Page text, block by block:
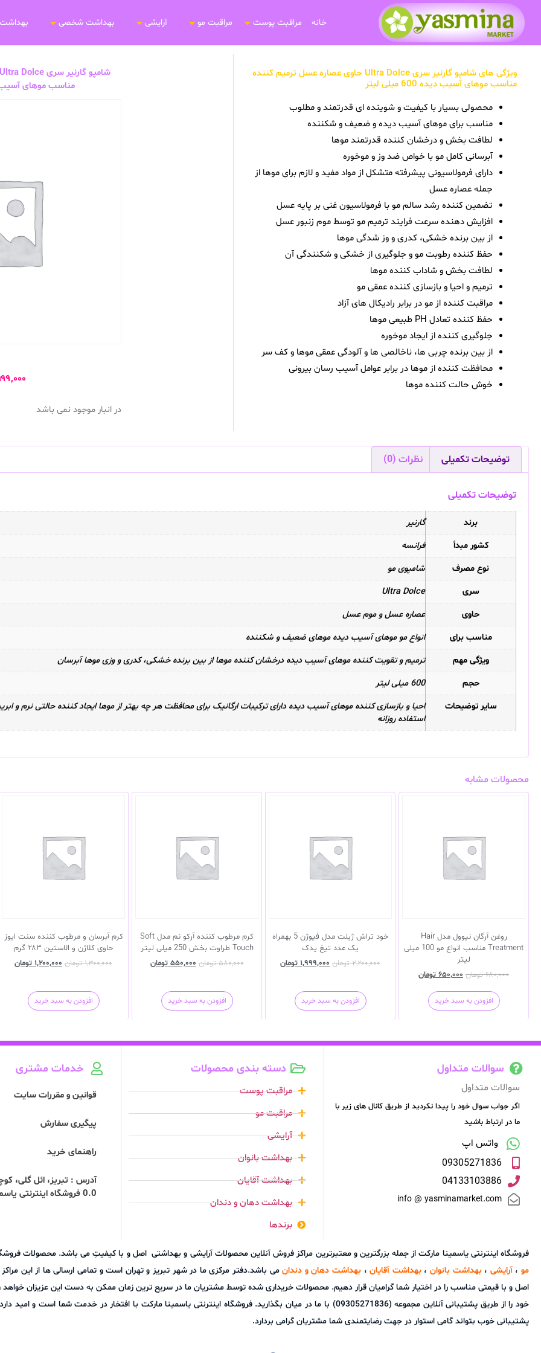
خانه مراقبت پوست مراقبت مو آرایشی بهداشت شخصی
ویژگی های شامپو گارنیر سری Ultra Dolce حاوی عصاره عسل ترمیم کننده
مناسب موهای آسیب دیده 600 میلی لیتر
محصولی بسیار با کیفیت و شوینده ای قدرتمند و مطلوب
مناسب برای موهای آسیب دیده و ضعیف و شکننده
لطافت بخش و درخشان کننده قدرتمند موها
آبرسانی کامل مو با خواص ضد وز و موخوره
دارای فرمولاسیونی پیشرفته متشکل از مواد مفید و لازم برای موها از
جمله عصاره عسل
تضمین کننده رشد سالم مو با فرمولاسیون غنی بر پایه عسل
افزایش دهنده سرعت فرایند ترمیم مو توسط موم زنبور عسل
از بین برنده خشکی، کدری و وز شدگی موها
حفظ کننده رطوبت مو و جلوگیری از خشکی و شکنندگی آن
لطافت بخش و شاداب کننده موها
ترمیم و احیا و بازسازی کننده عمقی مو
مراقبت کننده از مو در برابر رادیکال های آزاد
حفظ کننده تعادل PH طبیعی موها
جلوگیری کننده از ایجاد موخوره
از بین برنده چربی ها، ناخالصی ها و آلودگی عمقی موها و کف سر
محافظت کننده از موها در برابر عوامل آسیب رسان بیرونی
خوش حالت کننده موها
مناسب موهای آسیب دیده 600
در انبار موجود نمی باشد
توضیحات تکمیلی نظرات (0)
توضیحات تکمیلی
برند
گارنیر
کشور مبدأ
فرانسه
نوع مصرف
شامپوی مو
سری
Ultra Dolce
حاوی
عصاره عسل و موم عسل
مناسب برای
انواع مو موهای آسیب دیده موهای ضعیف و شکننده
ویژگی مهم
ترمیم و تقویت کننده موهای آسیب دیده درخشان کننده موها از بین برنده خشکی، کدری و وزی موها آبرسان
حجم
600 میلی لیتر
سایر توضیحات
احیا و بازسازی کننده موهای آسیب دیده دارای ترکیبات ارگانیک برای محافظت هر چه بهتر از موها ایجاد کننده حالتی نرم و
استفاده روزانه
محصولات مشابه
روغن آرگان نیوول مدل Hair
Treatment مناسب انواع مو 100 میلی
لیتر
۶۸۰,۰۰۰ تومان ۶۵۰,۰۰۰ تومان
افزودن به سبد خرید
خود تراش ژیلت مدل فیوژن 5 بهمراه
یک عدد تیغ یدک
۲,۲۰۰,۰۰۰ تومان ۱,۹۹۹,۰۰۰ تومان
افزودن به سبد خرید
کرم مرطوب کننده آرکو نم مدل Soft
Touch طراوت بخش 250 میلی لیتر
۵۸۰,۰۰۰ تومان ۵۵۰,۰۰۰ تومان
افزودن به سبد خرید
کرم آبرسان و مرطوب کننده سنت ایوز
حاوی کلاژن و الاستین ۲۸۳ گرم
۱,۳۰۰,۰۰۰ تومان ۱,۲۰۰,۰۰۰ تومان
افزودن به سبد خرید
سوالات متداول
سوالات متداول
اگر جواب سوال خود را پیدا نکردید از طریق کانال های زیر با
ما در ارتباط باشید
واتس اپ
09305271836
04133103886
info @ yasminamarket.com
دسته بندی محصولات
مراقبت پوست
مراقبت مو
آرایشی
بهداشت بانوان
بهداشت آقایان
بهداشت دهان و دندان
برندها
خدمات مشتری
قوانین و مقررات سایت
پیگیری سفارش
راهنمای خرید
0.0 فروشگاه اینترنتی یاسمینا مارکت
فروشگاه اینترنتی یاسمینا مارکت از جمله بزرگترین و معتبرترین مراکز فروش آنلاین محصولات آرایشی و بهداشتی اصل و با کیفیتِ می باشد. محصولات
مو،آرایشی ،بهداشت بانوان،بهداشت آقایان، بهداشت دهان و دندانمی باشد.دفتر مرکزی ما در شهر تبریز و تهران است و تمامی ارسالی ها از این
اصل و با قیمتی مناسب را در اختیار شما گرامیان قرار دهیم. محصولات خریداری شده توسط مشتریان ما در سریع ترین زمان ممکن به دست این عزیزان خواهد
خود را از طریق پشتیبانی آنلاین مجموعه (09305271836) با ما در میان بگذارید. فروشگاه اینترنتی یاسمینا مارکت با افتخار در
پشتیبانی خوب بتواند گامی استوار در جهت رضایتمندی شما مشتریان گرامی بردارد.